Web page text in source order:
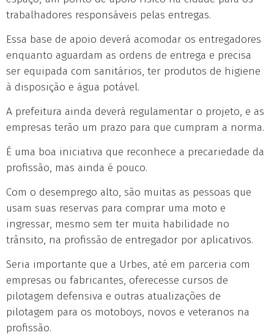
trabalhadores responsáveis pelas entregas.
Essa base de apoio deverá acomodar os entregadores
enquanto aguardam as ordens de entrega e precisa
ser equipada com sanitários, ter produtos de higiene
à disposição e água potável.
A prefeitura ainda deverá regulamentar o projeto, e as
empresas terão um prazo para que cumpram a norma.
É uma boa iniciativa que reconhece a precariedade da
profissão, mas ainda é pouco.
Com o desemprego alto, são muitas as pessoas que
usam suas reservas para comprar uma moto e
ingressar, mesmo sem ter muita habilidade no
trânsito, na profissão de entregador por aplicativos.
Seria importante que a Urbes, até em parceria com
empresas ou fabricantes, oferecesse cursos de
pilotagem defensiva e outras atualizações de
pilotagem para os motoboys, novos e veteranos na
profissão.